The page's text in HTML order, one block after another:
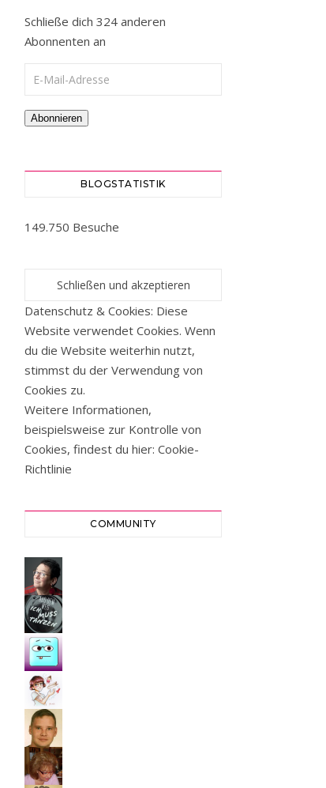
Schließe dich 324 anderen
Abonnenten an
E-Mail-Adresse
Abonnieren
BLOGSTATISTIK
149.750 Besuche
Datenschutz & Cookies: Diese
Website verwendet Cookies. Wenn
du die Website weiterhin nutzt,
stimmst du der Verwendung von
Cookies zu.
Weitere Informationen,
beispielsweise zur Kontrolle von
Cookies, findest du hier: Cookie-
Richtlinie
COMMUNITY